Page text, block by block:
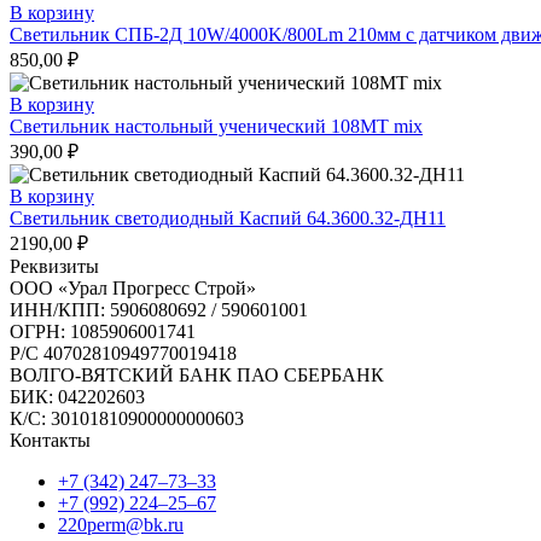
В корзину
Светильник СПБ-2Д 10W/4000K/800Lm 210мм с датчиком
850,00 ₽
В корзину
Светильник настольный ученический 108МТ mix
390,00 ₽
В корзину
Светильник светодиодный Каспий 64.3600.32-ДН11
2190,00 ₽
Реквизиты
ООО «Урал Прогресс Строй»
ИНН/КПП: 5906080692 / 590601001
ОГРН: 1085906001741
Р/C 40702810949770019418
ВОЛГО-ВЯТСКИЙ БАНК ПАО СБЕРБАНК
БИК: 042202603
К/С: 30101810900000000603
Контакты
+7 (342) 247‒73‒33
+7 (992) 224‒25‒67
220perm@bk.ru